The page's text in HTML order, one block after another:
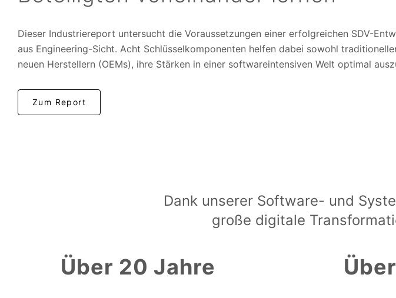
Dieser Industriereport untersucht die Voraussetzungen einer erfolgreichen SDV-
aus Engineering-Sicht. Acht Schlüsselkomponenten helfen dabei sowohl
neuen Herstellern (OEMs), ihre Stärken in einer softwareintensiven Welt optimal
Zum Report
Dank unserer Software- und
große digitale
Über 20 Jahre